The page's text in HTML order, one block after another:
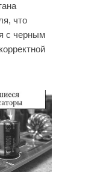
что
с черным